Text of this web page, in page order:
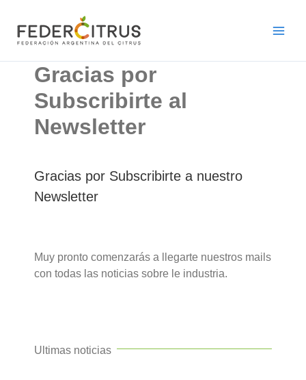
contenido
Gracias por
Subscribirte al
Newsletter
Gracias por Subscribirte a nuestro
Newsletter
Muy pronto comenzarás a llegarte nuestros mails
con todas las noticias sobre le industria.
Ultimas noticias